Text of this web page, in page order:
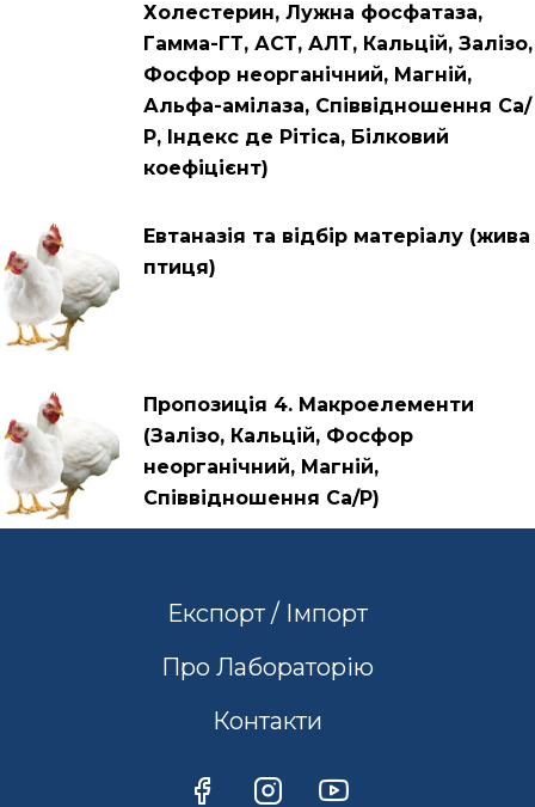
Холестерин, Лужна фосфатаза,
Гамма-ГТ, АСТ, АЛТ, Кальцій, Залізо,
Фосфор неорганічний, Магній,
Альфа-амілаза, Співвідношення Са/
Р, Індекс де Рітіса, Білковий
коефіцієнт)
Евтаназія та відбір матеріалу (жива
птиця)
Пропозиція 4. Макроелементи
(Залізо, Кальцій, Фосфор
неорганічний, Магній,
Співвідношення Са/Р)
Експорт / Імпорт
Про Лабораторію
Контакти